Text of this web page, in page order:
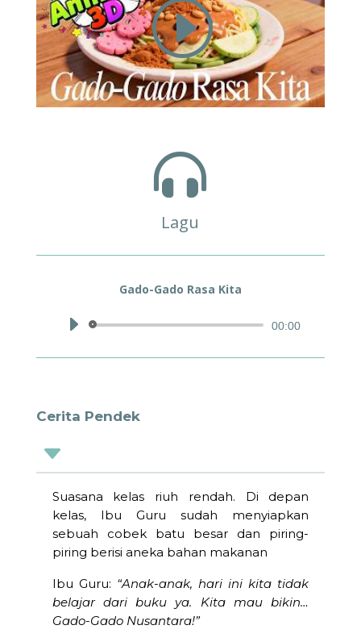

Lagu
Gado-Gado Rasa Kita
Audio
00:00
Cerita Pendek
C
Suasana kelas riuh rendah. Di depan
kelas, Ibu Guru sudah menyiapkan
sebuah cobek batu besar dan piring-
piring berisi aneka bahan makanan
Ibu Guru: “Anak-anak, hari ini kita tidak
belajar dari buku ya. Kita mau bikin…
Gado-Gado Nusantara!”